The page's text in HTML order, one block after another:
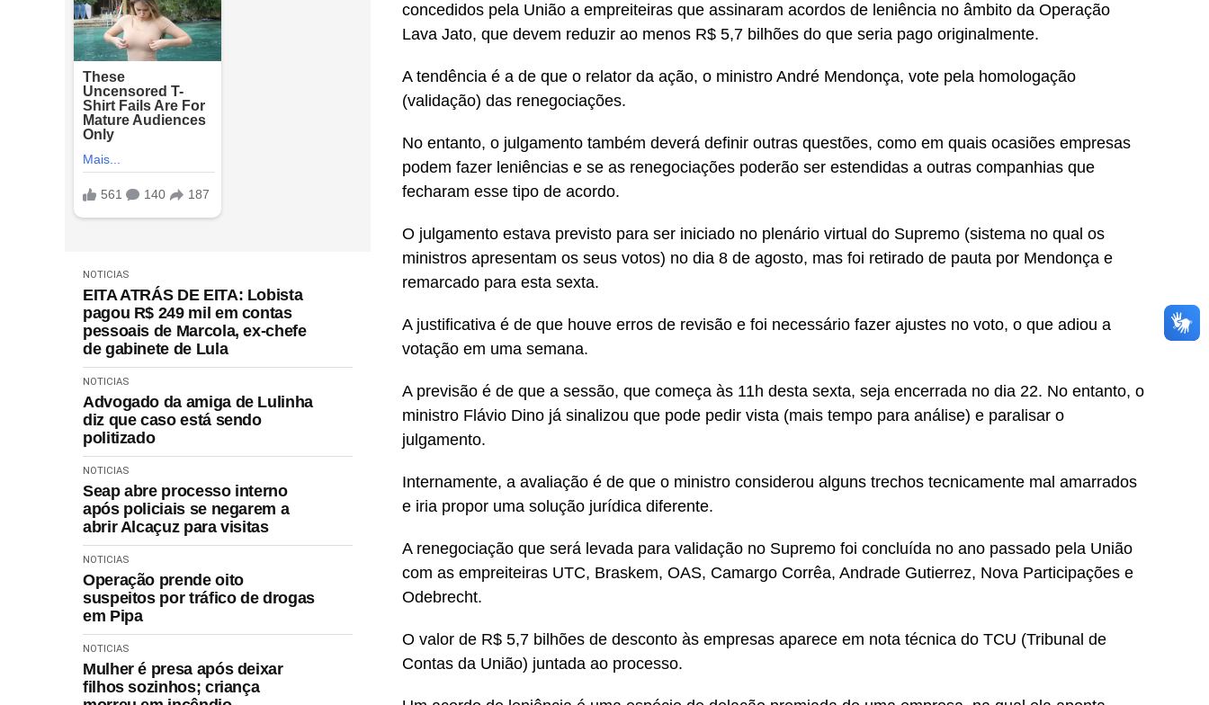
NOTICIAS
EITA ATRÁS DE EITA: Lobista
pagou R$ 249 mil em contas
pessoais de Marcola, ex-chefe
de gabinete de Lula
NOTICIAS
Advogado da amiga de Lulinha
diz que caso está sendo
politizado
NOTICIAS
Seap abre processo interno
após policiais se negarem a
abrir Alcaçuz para visitas
NOTICIAS
Operação prende oito
suspeitos por tráfico de drogas
em Pipa
NOTICIAS
Mulher é presa após deixar
filhos sozinhos; criança
concedidos pela União a empreiteiras que assinaram acordos de leniência no âmbito da Operação
Lava Jato, que devem reduzir ao menos R$ 5,7 bilhões do que seria pago originalmente.
A tendência é a de que o relator da ação, o ministro André Mendonça, vote pela homologação
(validação) das renegociações.
No entanto, o julgamento também deverá definir outras questões, como em quais ocasiões empresas
podem fazer leniências e se as renegociações poderão ser estendidas a outras companhias que
fecharam esse tipo de acordo.
O julgamento estava previsto para ser iniciado no plenário virtual do Supremo (sistema no qual os
ministros apresentam os seus votos) no dia 8 de agosto, mas foi retirado de pauta por Mendonça e
remarcado para esta sexta.
A justificativa é de que houve erros de revisão e foi necessário fazer ajustes no voto, o que adiou a
votação em uma semana.
A previsão é de que a sessão, que começa às 11h desta sexta, seja encerrada no dia 22. No entanto, o
ministro Flávio Dino já sinalizou que pode pedir vista (mais tempo para análise) e paralisar o
julgamento.
Internamente, a avaliação é de que o ministro considerou alguns trechos tecnicamente mal amarrados
e iria propor uma solução jurídica diferente.
A renegociação que será levada para validação no Supremo foi concluída no ano passado pela União
com as empreiteiras UTC, Braskem, OAS, Camargo Corrêa, Andrade Gutierrez, Nova Participações e
Odebrecht.
O valor de R$ 5,7 bilhões de desconto às empresas aparece em nota técnica do TCU (Tribunal de
Contas da União) juntada ao processo.